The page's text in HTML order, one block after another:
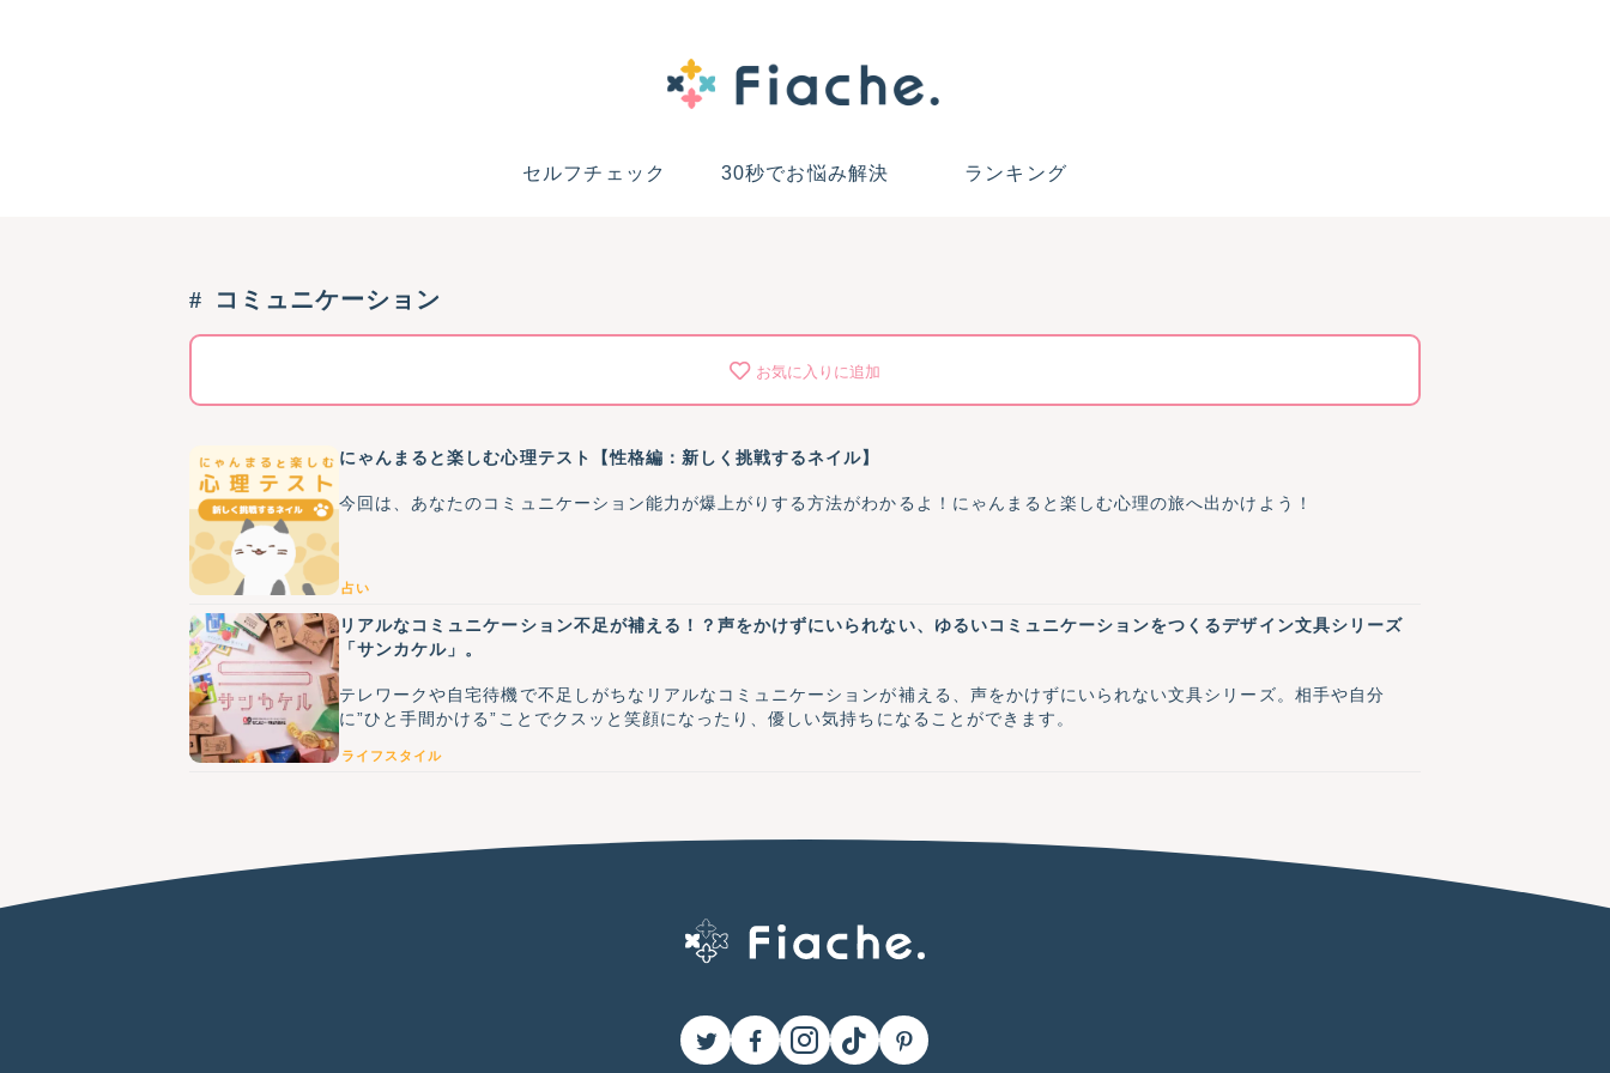
セルフチェック 30秒でお悩み解決 ランキング
コミュニケーション
お気に入りに追加
にゃんまると楽しむ心理テスト【性格編：新しく挑戦するネイル】
今回は、あなたのコミュニケーション能力が爆上がりする方法がわかるよ！にゃんまると楽しむ心理の旅へ出かけよう！
占い
リアルなコミュニケーション不足が補える！？声をかけずにいられない、ゆるいコミュニケーションをつくるデザイン文具シリーズ
「サンカケル」。
テレワークや自宅待機で不足しがちなリアルなコミュニケーションが補える、声をかけずにいられない文具シリーズ。相手や自分
に”ひと手間かける”ことでクスッと笑顔になったり、優しい気持ちになることができます。
ライフスタイル